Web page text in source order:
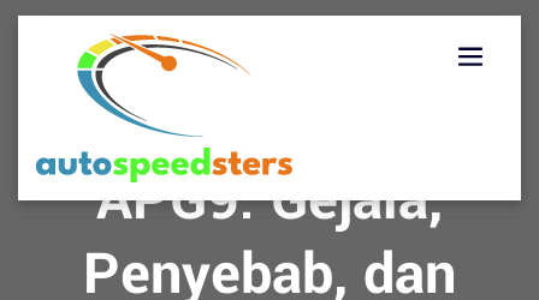
Skip
APG9: Gejala,
Penyebab, dan